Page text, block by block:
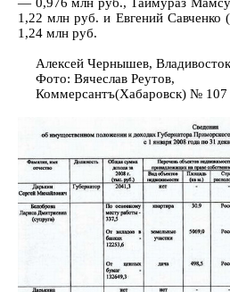
1,22 млн руб. и Евгений Савченко
1,24 млн руб.
Алексей Чернышев,
Фото: Вячеслав Реутов,
Коммерсантъ(Хабаровск) № 107